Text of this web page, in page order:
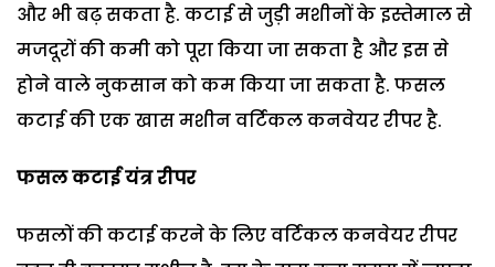
और भी बढ़ सकता है. कटाई से जुड़ी मशीनों के इस्तेमाल से
मजदूरों की कमी को पूरा किया जा सकता है और इस से
होने वाले नुकसान को कम किया जा सकता है. फसल
कटाई की एक खास मशीन वर्टिकल कनवेयर रीपर है.
फसल कटाई यंत्र रीपर
फसलों की कटाई करने के लिए वर्टिकल कनवेयर रीपर